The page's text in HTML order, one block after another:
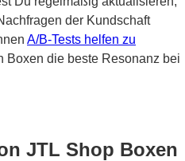
der Kundschaft
A/B-Tests helfen zu
Boxen die beste Resonanz bei
JTL Shop Boxen